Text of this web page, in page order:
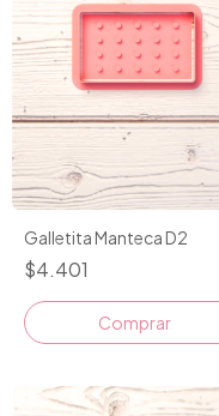
Galletita Manteca D2
$4.401
Comprar